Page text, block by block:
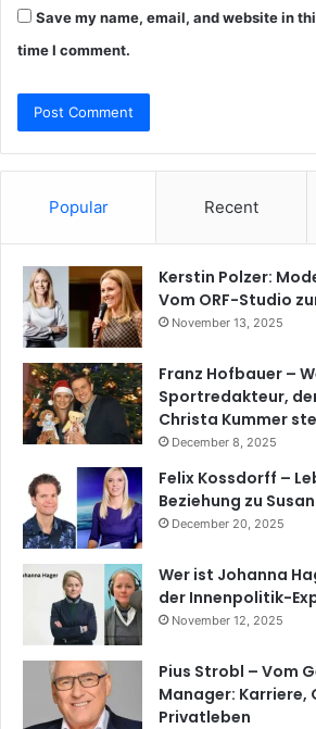
Save my name, email, and website in
time I comment.
Popular Recent
Kerstin Polzer:
Vom ORF-Studio
November 13, 2025
Franz Hofbauer –
Sportredakteur,
Christa Kummer
December 8, 2025
Felix Kossdorff –
Beziehung zu
December 20, 2025
Wer ist Johanna
der Innenpolitik-
November 12, 2025
Pius Strobl – Vom
Manager: Karriere,
Privatleben